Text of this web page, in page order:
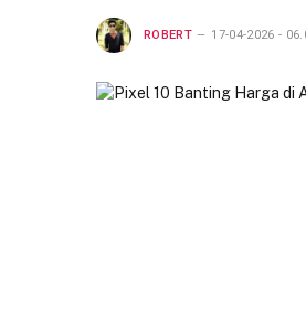
ROBERT 17-04-2026 -